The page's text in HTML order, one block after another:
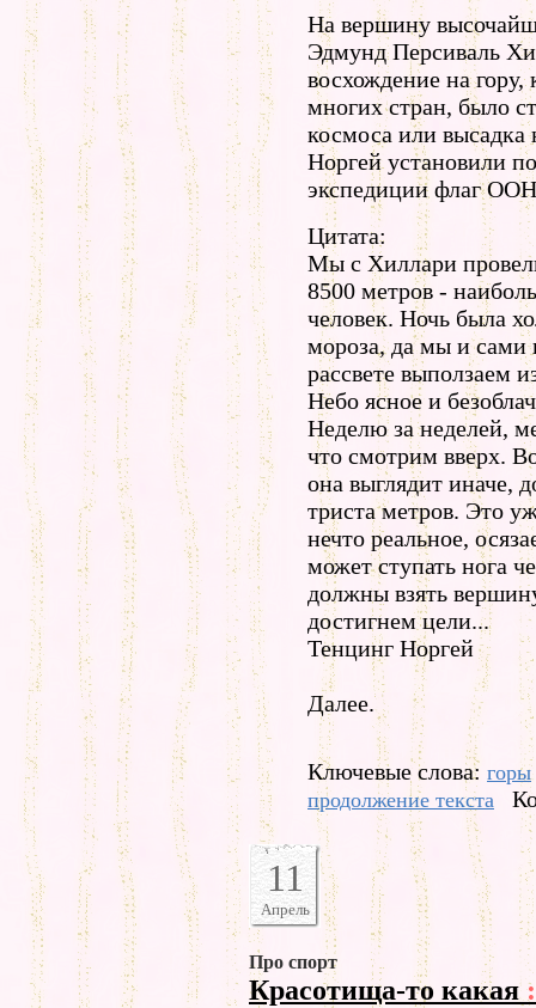
На вершину
Эдмунд Персиваль
восхождение на
многих стран, было
космоса или
Норгей установили
экспедиции флаг
Цитата:
Мы с Хиллари
8500 метров -
человек. Ночь была
мороза, да мы и сами
рассвете выползаем
Небо ясное и
Неделю за неделей,
что смотрим вверх.
она выглядит иначе,
триста метров. Это
нечто реальное,
может ступать нога
должны взять
достигнем цели...
Тенцинг Норгей
Далее.
Ключевые слова: горы
продолжение текста
11
Апрель
Про спорт
Красотища-то какая